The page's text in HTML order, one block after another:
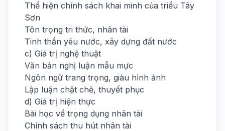
Thể hiện chính sách khai minh của triều Tây
Sơn
Tôn trọng tri thức, nhân tài
Tinh thần yêu nước, xây dựng đất nước
c) Giá trị nghệ thuật
Văn bản nghị luận mẫu mực
Ngôn ngữ trang trọng, giàu hình ảnh
Lập luận chặt chẽ, thuyết phục
d) Giá trị hiện thực
Bài học về trọng dụng nhân tài
Chính sách thu hút nhân tài